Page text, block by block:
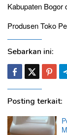
Kabupaten Bogor
Produsen Toko
Sebarkan ini:
Posting terkait: